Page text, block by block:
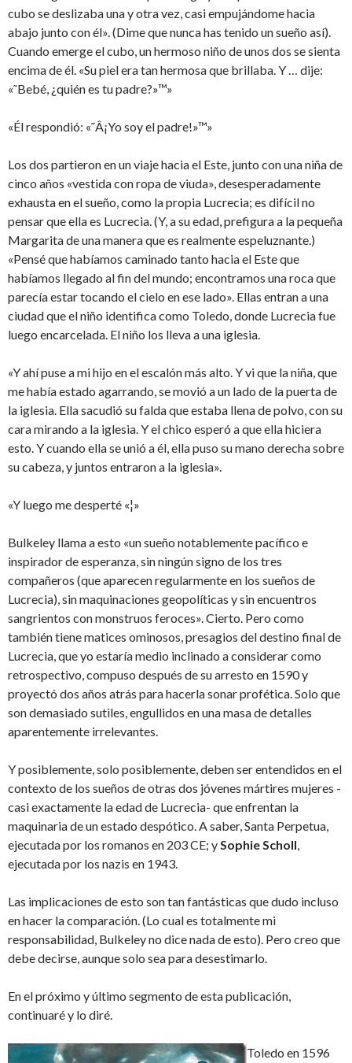
cubo se deslizaba una y otra vez, casi empujándome hacia
abajo junto con él». (Dime que nunca has tenido un sueño así).
Cuando emerge el cubo, un hermoso niño de unos dos se sienta
encima de él. «Su piel era tan hermosa que brillaba. Y … dije:
«˜Bebé, ¿quién es tu padre?»™»
«Él respondió: «˜Â¡Yo soy el padre!»™»
Los dos partieron en un viaje hacia el Este, junto con una niña de
cinco años «vestida con ropa de viuda», desesperadamente
exhausta en el sueño, como la propia Lucrecia; es difícil no
pensar que ella es Lucrecia. (Y, a su edad, prefigura a la pequeña
Margarita de una manera que es realmente espeluznante.)
«Pensé que habíamos caminado tanto hacia el Este que
habíamos llegado al fin del mundo; encontramos una roca que
parecía estar tocando el cielo en ese lado». Ellas entran a una
ciudad que el niño identifica como Toledo, donde Lucrecia fue
luego encarcelada. El niño los lleva a una iglesia.
«Y ahí puse a mi hijo en el escalón más alto. Y vi que la niña, que
me había estado agarrando, se movió a un lado de la puerta de
la iglesia. Ella sacudió su falda que estaba llena de polvo, con su
cara mirando a la iglesia. Y el chico esperó a que ella hiciera
esto. Y cuando ella se unió a él, ella puso su mano derecha sobre
su cabeza, y juntos entraron a la iglesia».
«Y luego me desperté «¦»
Bulkeley llama a esto «un sueño notablemente pacífico e
inspirador de esperanza, sin ningún signo de los tres
compañeros (que aparecen regularmente en los sueños de
Lucrecia), sin maquinaciones geopolíticas y sin encuentros
sangrientos con monstruos feroces». Cierto. Pero como
también tiene matices ominosos, presagios del destino final de
Lucrecia, que yo estaría medio inclinado a considerar como
retrospectivo, compuso después de su arresto en 1590 y
proyectó dos años atrás para hacerla sonar profética. Solo que
son demasiado sutiles, engullidos en una masa de detalles
aparentemente irrelevantes.
Y posiblemente, solo posiblemente, deben ser entendidos en el
contexto de los sueños de otras dos jóvenes mártires mujeres -
casi exactamente la edad de Lucrecia- que enfrentan la
maquinaria de un estado despótico. A saber, Santa Perpetua,
ejecutada por los romanos en 203 CE; ySophie Scholl,
ejecutada por los nazis en 1943.
Las implicaciones de esto son tan fantásticas que dudo incluso
en hacer la comparación. (Lo cual es totalmente mi
responsabilidad, Bulkeley no dice nada de esto). Pero creo que
debe decirse, aunque solo sea para desestimarlo.
En el próximo y último segmento de esta publicación,
continuaré y lo diré.
Toledo en 1596